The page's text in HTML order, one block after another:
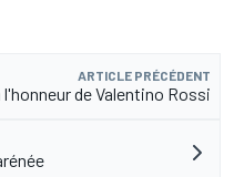
ARTICLE PRÉCÉDENT
de Valentino Rossi